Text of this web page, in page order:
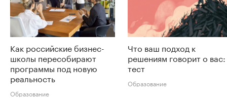
Как российские бизнес-
школы пересобирают
программы под новую
реальность
Образование
Что ваш подход к
решениям говорит о вас:
тест
Образование